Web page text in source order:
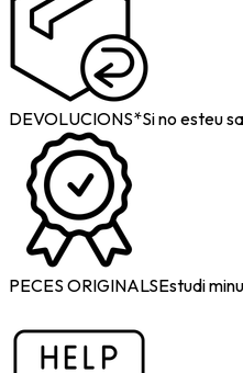
DEVOLUCIONS*Si no esteu
PECES ORIGINALSEstudi